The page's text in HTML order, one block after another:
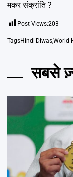
मकर संक्रांति ?
Post Views:203
TagsHindi Diwas,World
सबसे